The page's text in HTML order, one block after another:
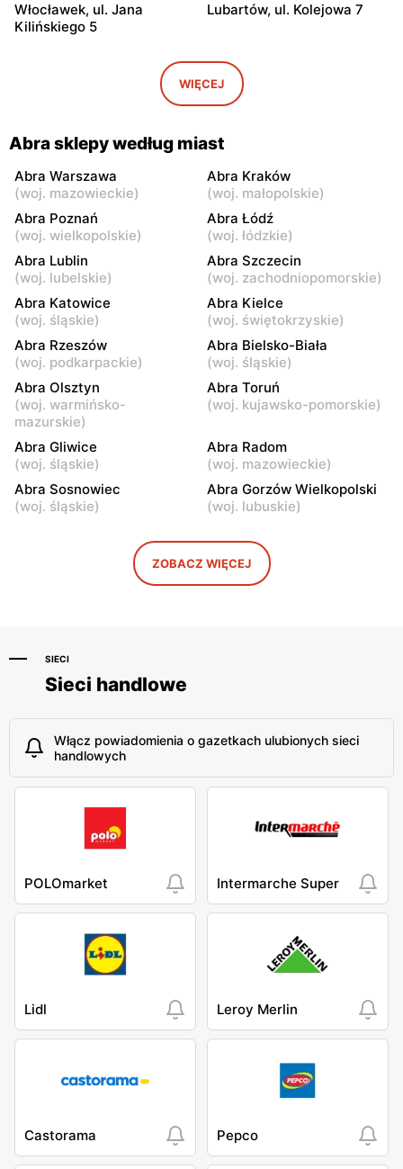
Włocławek, ul. Jana
Kilińskiego 5
Lubartów, ul. Kolejowa 7
Biała Podlaska, ul. Sidorska
Abra
Bełchatów, ul. Kolejowa 4
Abra
Kielce, ul. Radomska 18
Abra
Abra
Brodnica, ul. Mazurska 15
Abra
Pisz, ul. Warszawska 50
Abra
Olsztyn, ul. Kardynała
Stefana Wyszyńskiego 15
Abra
Turek, ul. Konińska 24
Abra
Mrągowo, ul. Marii Curie-
Skłodowskiej 1A
Abra
Toruń, ul. Joachima
Lelewela 33
Abra
Jędrzejów, ul. Partyzantów
Abra
Abra
Tarnobrzeg al. Warszawska
5
Abra
Konin, ul. Spółdzielców 8a
Abra
Busko-Zdrój, ul. Ludwika
Waryńskiego 31
WIĘCEJ
Abra sklepy według miast
Abra Warszawa
(woj. mazowieckie)
Abra Kraków
(woj. małopolskie)
Abra Poznań
(woj. wielkopolskie)
Abra Łódź
(woj. łódzkie)
Abra Lublin
(woj. lubelskie)
Abra Szczecin
(woj. zachodniopomorskie)
Abra Katowice
(woj. śląskie)
Abra Kielce
(woj. świętokrzyskie)
Abra Rzeszów
(woj. podkarpackie)
Abra Bielsko-Biała
(woj. śląskie)
Abra Olsztyn
(woj. warmińsko-
mazurskie)
Abra Toruń
(woj. kujawsko-pomorskie)
Abra Gliwice
(woj. śląskie)
Abra Radom
(woj. mazowieckie)
Abra Sosnowiec
(woj. śląskie)
Abra Gorzów Wielkopolski
(woj. lubuskie)
ZOBACZ WIĘCEJ
SIECI
Sieci handlowe
Włącz powiadomienia o gazetkach ulubionych sieci
handlowych
POLOmarket Intermarche Super
Lidl Leroy Merlin
Castorama Pepco